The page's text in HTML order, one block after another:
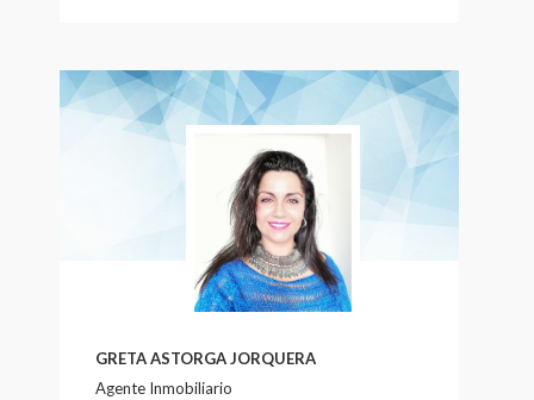
GRETA ASTORGA JORQUERA
Agente Inmobiliario